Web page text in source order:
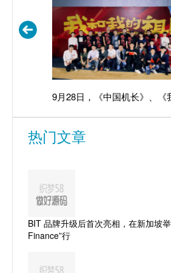
9月28日，《中国机长》、《
热门文章
BIT 品牌升级后首次亮相，在新加坡
Finance”行